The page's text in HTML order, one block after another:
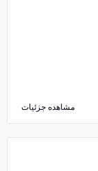
مشاهده جزئیات